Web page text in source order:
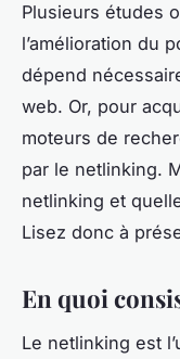
Plusieurs études
l’amélioration du
dépend
web. Or, pour
moteurs de
par le netlinking.
netlinking et
Lisez donc à
En quoi
Le netlinking est